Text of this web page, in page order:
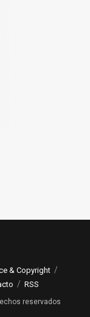
& Copyright
RSS
reservados